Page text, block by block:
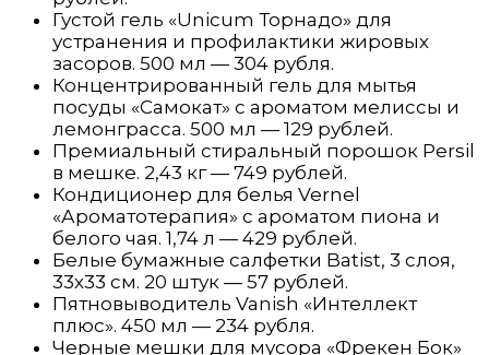
Густой гель «Unicum Торнадо» для
устранения и профилактики жировых
засоров. 500 мл — 304 рубля.
Концентрированный гель для мытья
посуды «Самокат» с ароматом мелиссы и
лемонграсса. 500 мл — 129 рублей.
Премиальный стиральный порошок Persil
в мешке. 2,43 кг — 749 рублей.
Кондиционер для белья Vernel
«Ароматотерапия» с ароматом пиона и
белого чая. 1,74 л — 429 рублей.
Белые бумажные салфетки Batist, 3 слоя,
33х33 см. 20 штук — 57 рублей.
Пятновыводитель Vanish «Интеллект
плюс». 450 мл — 234 рубля.
Черные мешки для мусора «Фрекен Бок»